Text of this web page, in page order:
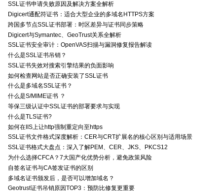
SSL证书申请失败原因及解决方案全解析
Digicert通配符证书：适合大型企业的多域名HTTPS方案
跨国多节点SSL证书部署：时区差异与证书同步策略
Digicert与Symantec、GeoTrust关系全解析
SSL证书安全审计：OpenVAS扫描与漏洞修复报告解读
什么是SSL证书吊销？
SSL证书失效对搜索引擎结果的负面影响
如何检查网站是否正确安装了SSL证书
什么是多域名SSL证书？
什么是S/MIME证书 ？
等保三级认证中SSL证书的部署要求与实现
什么是TLS证书?
如何在IIS上让http强制重定向至https
SSL证书文件格式深度解析：CER与CRT扩展名的核心区别与适用场景
SSL证书格式大盘点：深入了解PEM、CER、JKS、PKCS12
为什么选择CFCA？7大国产化优势分析，避免政策风险
自签名证书与CA签发证书的区别
多域名证书颁发后，是否可以增加域名？
Geotrust证书吊销原因TOP3：预防比修复更重要